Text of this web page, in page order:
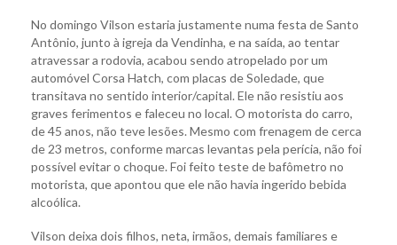
No domingo Vilson estaria justamente numa festa de Santo
Antônio, junto à igreja da Vendinha, e na saída, ao tentar
atravessar a rodovia, acabou sendo atropelado por um
automóvel Corsa Hatch, com placas de Soledade, que
transitava no sentido interior/capital. Ele não resistiu aos
graves ferimentos e faleceu no local. O motorista do carro,
de 45 anos, não teve lesões. Mesmo com frenagem de cerca
de 23 metros, conforme marcas levantas pela perícia, não foi
possível evitar o choque. Foi feito teste de bafômetro no
motorista, que apontou que ele não havia ingerido bebida
alcoólica.
Vilson deixa dois filhos, neta, irmãos, demais familiares e